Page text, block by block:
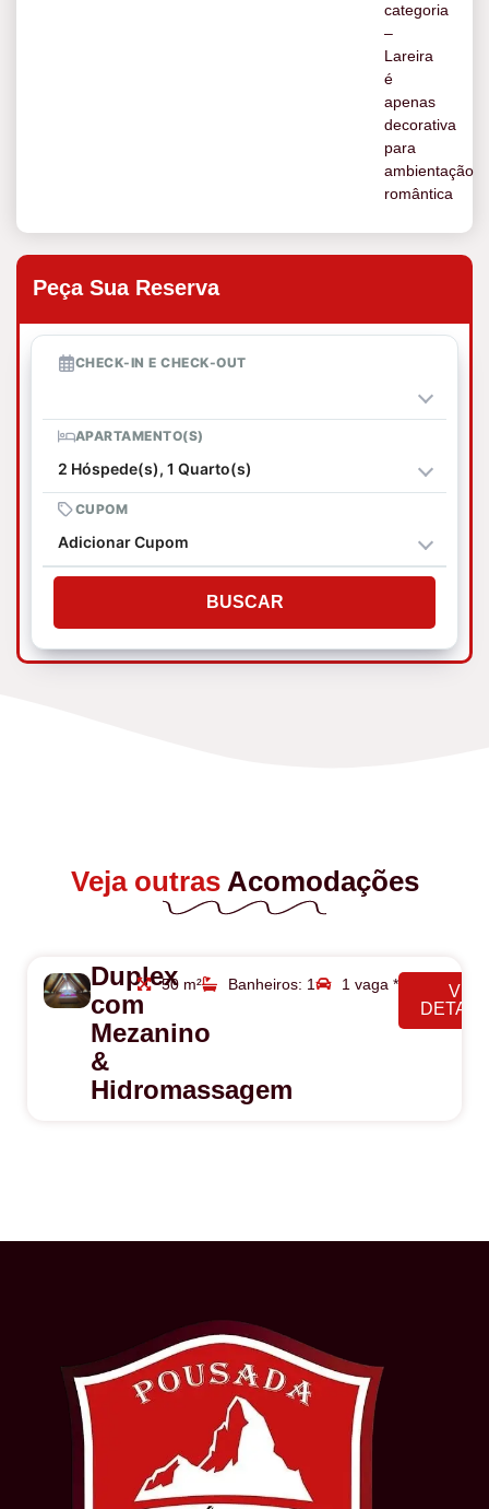
categoria
–
Lareira
é
apenas
decorativa
para
ambientação
romântica
Peça Sua Reserva
CHECK-IN E CHECK-OUT
APARTAMENTO(S)
2 Hóspede(s), 1 Quarto(s)
CUPOM
Adicionar Cupom
BUSCAR
Veja outrasAcomodações
Duplex
com
Mezanino
&
Hidromassagem
50 m² Banheiros: 1 1 vaga *
VER